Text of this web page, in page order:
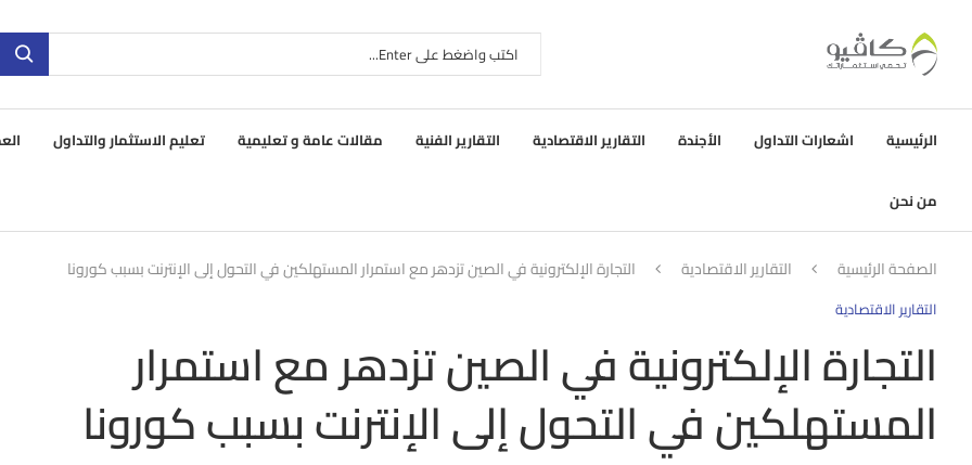
الرئيسية اشعارات التداول الأجندة التقارير الاقتصادية التقارير الفنية مقالات عامة و تعليمية تعليم الاستثمار والتداول
من نحن
الصفحة الرئيسية التقارير الاقتصادية التجارة الإلكترونية في الصين تزدهر مع استمرار المستهلكين في التحول إلى الإنترنت بسبب كورونا
التقارير الاقتصادية
التجارة الإلكترونية في الصين تزدهر مع استمرار
المستهلكين في التحول إلى الإنترنت بسبب كورونا